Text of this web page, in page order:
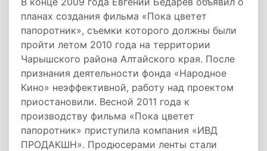
планах создания фильма «Пока цветет
папоротник», съемки которого должны были
пройти летом 2010 года на территории
Чарышского района Алтайского края. После
признания деятельности фонда «Народное
Кино» неэффективной, работу над проектом
приостановили. Весной 2011 года к
производству фильма «Пока цветет
папоротник» приступила компания «ИВД
ПРОДАКШН». Продюсерами ленты стали